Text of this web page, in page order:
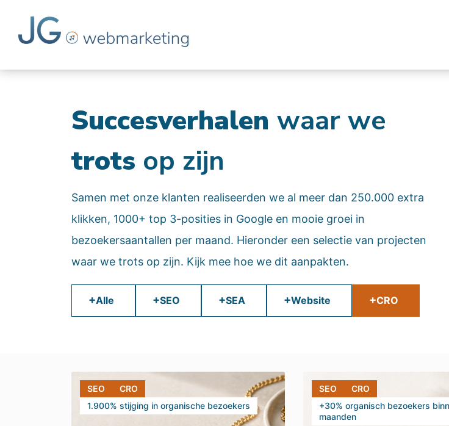
Succesverhalen waar we
trots op zijn
Samen met onze klanten realiseerden we al meer dan 250.000 extra
klikken, 1000+ top 3-posities in Google en mooie groei in
bezoekersaantallen per maand. Hieronder een selectie van projecten
waar we trots op zijn. Kijk mee hoe we dit aanpakten.
+Alle +SEO +SEA +Website +CRO
SEO
CRO
1.900% stijging in organische bezoekers
SEO
CRO
+30% organisch bezoekers
maanden